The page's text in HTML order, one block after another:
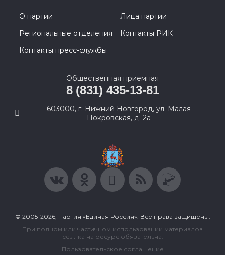
О партии
Лица партии
Региональные отделения
Контакты РИК
Контакты пресс-службы
Общественная приемная
8 (831) 435-13-81
603000, г. Нижний Новгород, ул. Малая
Покровская, д. 2а
© 2005-2026, Партия «Единая Россия». Все права защищены.
При полном или частичном использовании материалов
ссылка на ресурс обязательна.
Пользовательское соглашение